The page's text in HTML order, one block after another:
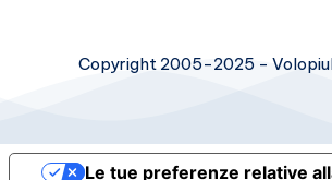
Copyright 2005-2025 -
Le tue preferenze relative